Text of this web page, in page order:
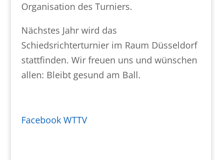
Organisation des Turniers.
Nächstes Jahr wird das
Schiedsrichterturnier im Raum Düsseldorf
stattfinden. Wir freuen uns und wünschen
allen: Bleibt gesund am Ball.
Facebook WTTV